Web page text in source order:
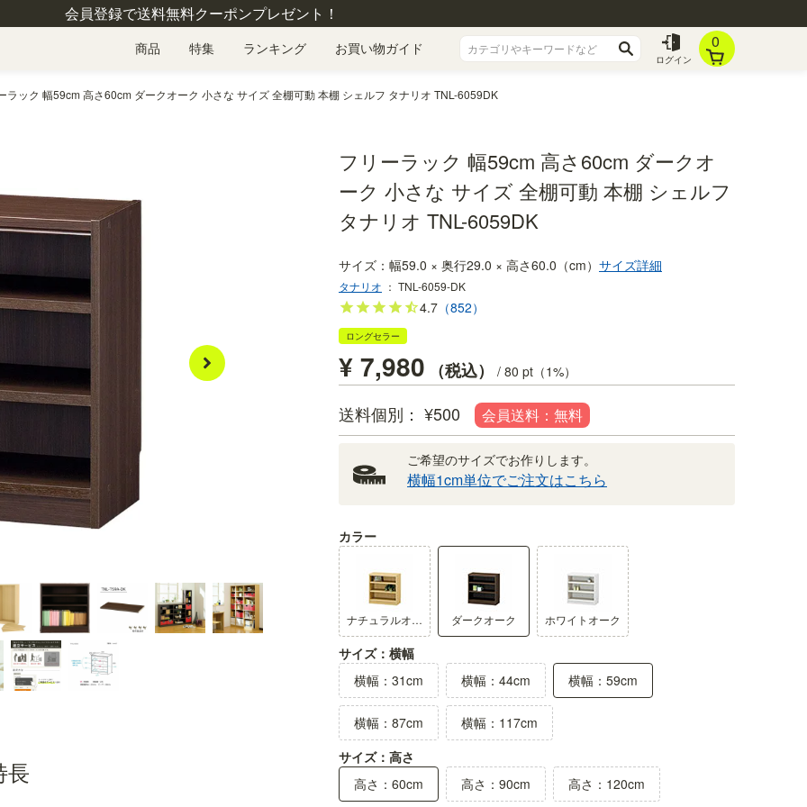
会員登録で送料無料クーポンプレゼント！
商品 特集 ランキング お買い物ガイド
ログイン
0
ラック 幅59cm 高さ60cm ダークオーク 小さな サイズ 全棚可動 本棚 シェルフ タナリオ TNL-6059DK
天板のデザイン
天板にはやわらかく彫り込んだライン。優しい影が表情をつくります。
棚板の正面（木口）には3Dエ
木口には、木の凸凹まで再現した
ます。
長
フリーラック 幅59cm 高さ60cm ダークオ
ーク 小さな サイズ 全棚可動 本棚 シェルフ
タナリオ TNL-6059DK
幅59.0 × 奥行29.0 × 高さ60.0（cm） サイズ詳細
タナリオ ： TNL-6059-DK
4.7 （852）
ロングセラー
¥7,980 税込 / 80 pt（1%）
送料個別 ¥500
ご希望のサイズでお作りします。
横幅1cm単位でご注文はこちら
カラー
ナチュラルオーク1 ダークオーク ホワイトオーク
サイズ：横幅
横幅：31cm
横幅：44cm 横幅：59cm
横幅：87cm
横幅：117cm
サイズ：高さ
高さ：60cm
高さ：90cm 高さ：120cm